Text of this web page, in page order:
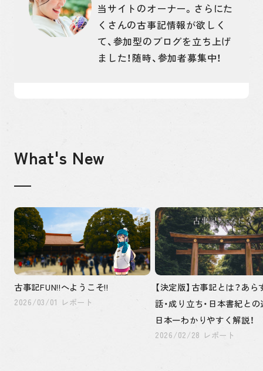
当サイトのオーナー。さらにた
くさんの古事記情報が欲しく
て、参加型のブログを立ち上げ
ました！随時、参加者募集中！
What's New
古事記FUN!!へようこそ!!
2026/03/01 レポート
【決定版】古事記とは？あら
話・成り立ち・日本書紀と
日本一わかりやすく解説！
2026/02/28 レポート